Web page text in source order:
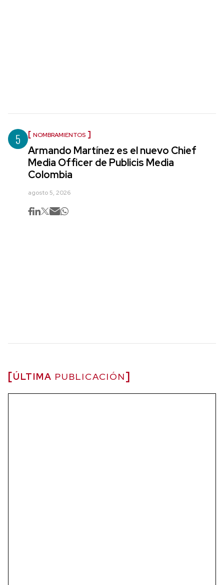
5 NOMBRAMIENTOS
Armando Martínez es el nuevo Chief
Media Officer de Publicis Media
Colombia
agosto 5, 2026
ÚLTIMA PUBLICACIÓN